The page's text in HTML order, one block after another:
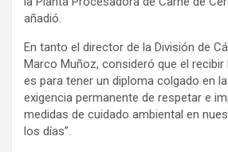
añadió.
En tanto el director de la División de
Marco Muñoz, consideró que el recibir
es para tener un diploma colgado en
exigencia permanente de respetar e
medidas de cuidado ambiental en
los días”.